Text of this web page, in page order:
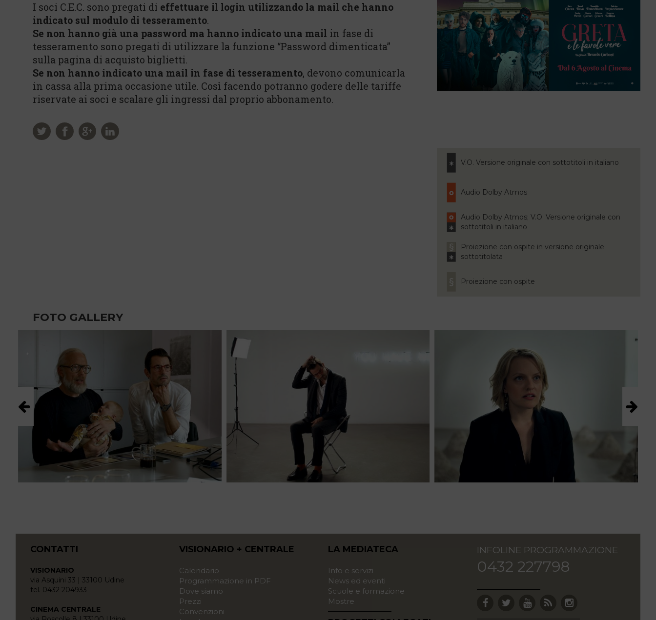
I soci C.E.C. sono pregati di effettuare il login utilizzando la mail che hanno
indicato sul modulo di tesseramento.
Se non hanno già una password ma hanno indicato una mail in fase di
tesseramento sono pregati di utilizzare la funzione “Password dimenticata”
sulla pagina di acquisto biglietti.
Se non hanno indicato una mail in fase di tesseramento, devono comunicarla
in cassa alla prima occasione utile. Così facendo potranno godere delle tariffe
riservate ai soci e scalare gli ingressi dal proprio abbonamento.
V.O. Versione originale con sottotitoli in italiano
Audio Dolby Atmos
Audio Dolby Atmos; V.O. Versione originale con
sottotitoli in italiano
Proiezione con ospite in versione originale
sottotitolata
Proiezione con ospite
FOTO GALLERY
CONTATTI
VISIONARIO
via Asquini 33 | 33100 Udine
tel. 0432 204933
CINEMA CENTRALE
VISIONARIO + CENTRALE
Calendario
Programmazione in PDF
Dove siamo
Prezzi
Convenzioni
LA MEDIATECA
Info e servizi
News ed eventi
Scuole e formazione
Mostre
INFOLINE PROGRAMMAZIONE
0432 227798